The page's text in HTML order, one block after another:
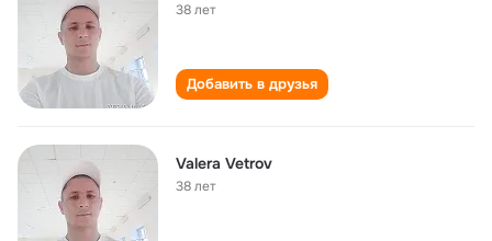
38 лет
Добавить в друзья
Valera Vetrov
38 лет